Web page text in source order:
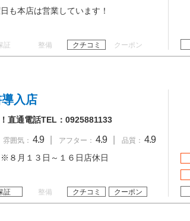
も本店は営業しています！
証 整備 クチコミ クーポン
入店
直通電話TEL：0925881133
雰囲気： 4.9 アフター： 4.9 品質： 4.9
８月１３日～１６日店休日
証 整備 クチコミ クーポン